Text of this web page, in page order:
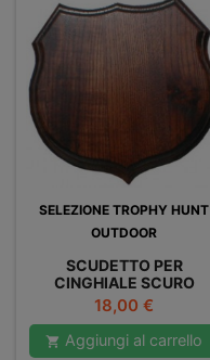
SELEZIONE TROPHY HUNT
OUTDOOR
SCUDETTO PER
CINGHIALE SCURO
PICCOLO
Prezzo
18,00 €
 Aggiungi al carrello